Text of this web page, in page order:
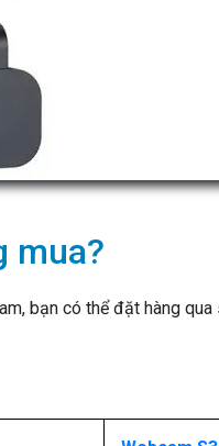
mua?
bạn có thể đặt hàng